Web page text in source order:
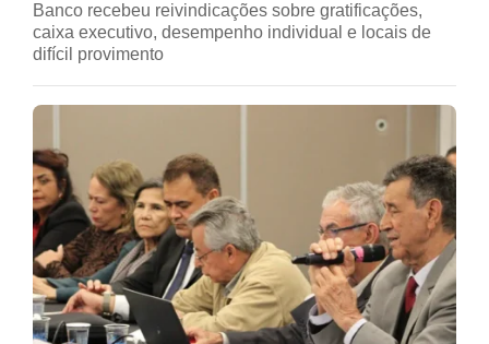
Banco recebeu reivindicações sobre gratificações,
caixa executivo, desempenho individual e locais de
difícil provimento